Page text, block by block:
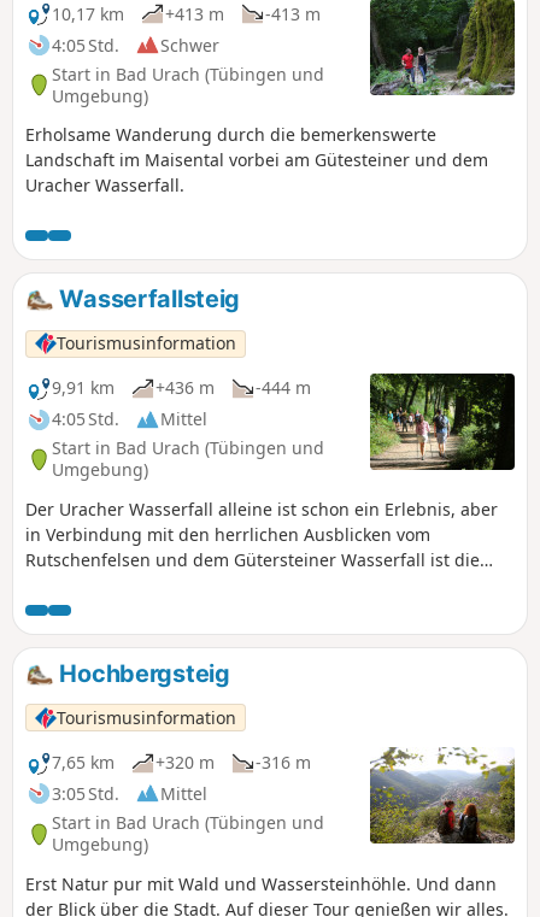
10,17 km
+413 m
-413 m
4:05 Std.
Schwer
Start in Bad Urach (Tübingen und
Umgebung)
Erholsame Wanderung durch die bemerkenswerte
Landschaft im Maisental vorbei am Gütesteiner und dem
Uracher Wasserfall.
Wasserfallsteig
Tourismusinformation
9,91 km
+436 m
-444 m
4:05 Std.
Mittel
Start in Bad Urach (Tübingen und
Umgebung)
Der Uracher Wasserfall alleine ist schon ein Erlebnis, aber
in Verbindung mit den herrlichen Ausblicken vom
Rutschenfelsen und dem Gütersteiner Wasserfall ist die
auf abwechslungsreichen Pfaden durch die traumhafte
Landschaft des UNESCO-Biosphärenreservats Schwäbische
Alb zu zwei beeindruckenden Wasserfällen. Er entführt uns
in eine Art Urwald, der uns die kleinen Wunder der Natur
aufzeigt. Auf steilem Pfad führt er die Albhochfläche hinauf
und entlang der Albkante, wo wir ein Gefühl von Freiheit
spüren und mit endloser Weite und atemberaubenden
Aussichten über die Uracher Alb und auf die Burgruine
Hohenurach belohnt werden. Der Wasserfallsteig entführt
uns weiter in das Reich der Tierwelt, in der wir spannende
Einblicke in das Leben der Stutfohlen auf dem Vorwerk
Fohlenhof des Haupt- und Landgestüt Marbach erhaschen
Hochbergsteig
Tourismusinformation
7,65 km
+320 m
-316 m
3:05 Std.
Mittel
Start in Bad Urach (Tübingen und
Umgebung)
Erst Natur pur mit Wald und Wassersteinhöhle. Und dann
der Blick über die Stadt. Auf dieser Tour genießen wir alles.